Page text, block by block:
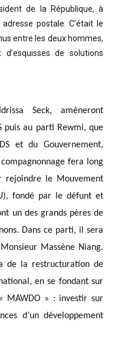
de
la République, à
postale. C’était le
entre les deux hommes,
de solutions
Seck, amèneront
au parti Rewmi, que
et du Gouvernement,
fera long
rejoindre le Mouvement
fondé par le défunt et
un des grands pères de
Dans ce parti, il sera
Massène Niang.
de la restructuration de
en se fondant sur
MAWDO » : investir sur
d’un développement